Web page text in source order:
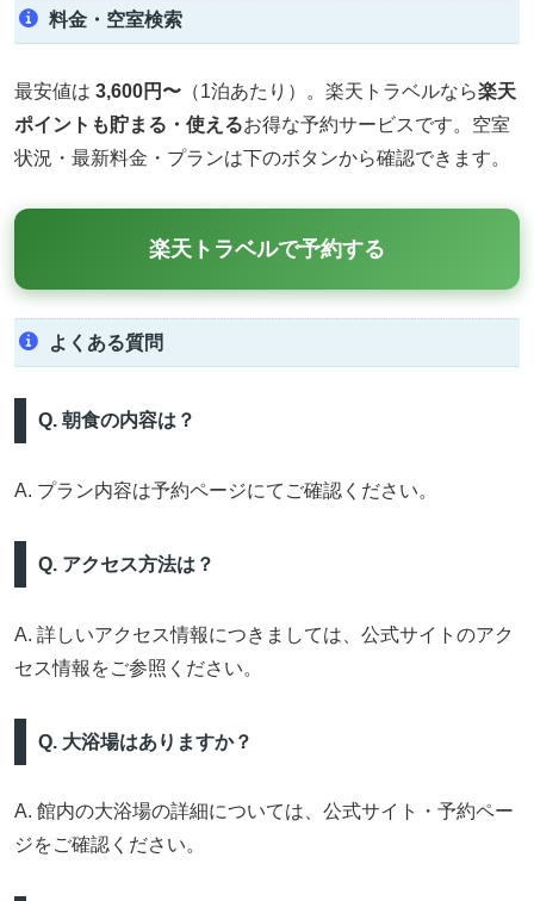
料金・空室検索
最安値は 3,600円〜 （1泊あたり）。楽天トラベルなら楽天
ポイントも貯まる・使えるお得な予約サービスです。空室
状況・最新料金・プランは下のボタンから確認できます。
楽天トラベルで予約する
よくある質問
Q. 朝食の内容は？
A. プラン内容は予約ページにてご確認ください。
Q. アクセス方法は？
A. 詳しいアクセス情報につきましては、公式サイトのアク
セス情報をご参照ください。
Q. 大浴場はありますか？
A. 館内の大浴場の詳細については、公式サイト・予約ペー
ジをご確認ください。